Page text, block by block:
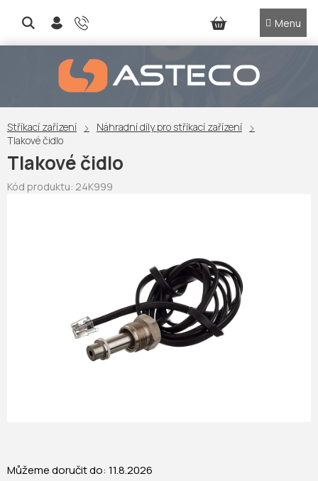
NÁKUPNÍ
KOŠÍK
Tlakové čidlo
Kód produktu: 24K999
Můžeme doručit do: 11.8.2026
Stříkací zařízení
Náhradní díly pro stříkací zařízení
Tlakové čidlo